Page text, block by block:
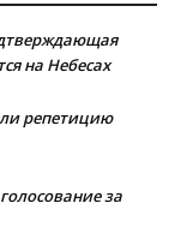
на Небесах
репетицию
за